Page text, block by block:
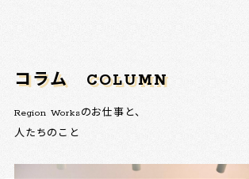
コラム COLUMN
Region Worksのお仕事と、
人たちのこと